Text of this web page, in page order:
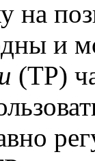
на
и
(ТР)